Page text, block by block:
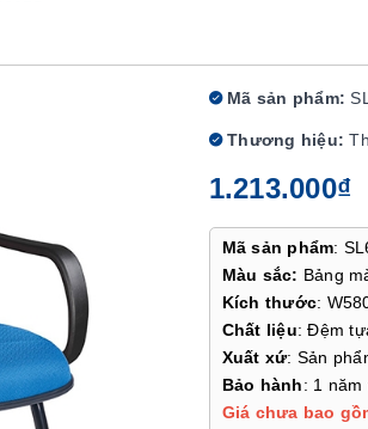
Mã sản phẩm:
Thương hiệu:
1.213.000₫
Mã sản phẩm:
Màu sắc: Bảng
Kích thước:
Chất liệu: Đệm
Xuất xứ: Sản
Bảo hành: 1 năm
Giá chưa bao